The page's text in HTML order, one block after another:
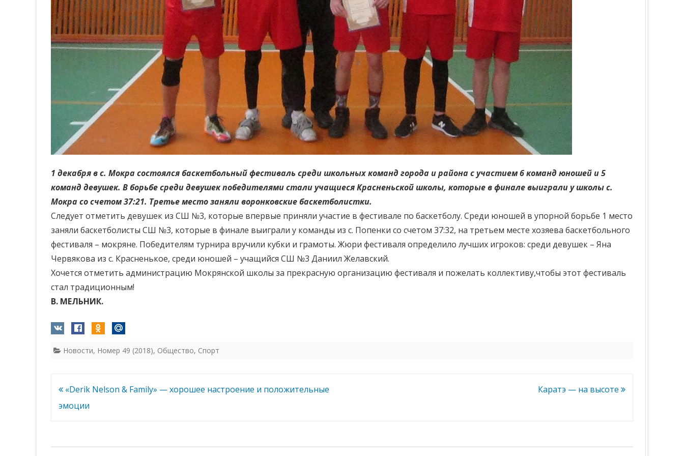
1 декабря в с. Мокра состоялся баскетбольный фестиваль среди школьных команд города и района с участием 6 команд юношей и 5
команд девушек. В борьбе среди девушек победителями стали учащиеся Красненьской школы, которые в финале выиграли у школы с.
Мокра со счетом 37:21. Третье место заняли воронковские баскетболистки.
Следует отметить девушек из СШ №3, которые впервые приняли участие в фестивале по баскетболу. Среди юношей в упорной борьбе 1 место
заняли баскетболисты СШ №3, которые в финале выиграли у команды из с. Попенки со счетом 37:32, на третьем месте хозяева баскетбольного
фестиваля – мокряне. Победителям турнира вручили кубки и грамоты. Жюри фестиваля определило лучших игроков: среди девушек – Яна
Червякова из с. Красненькое, среди юношей – учащийся СШ №3 Даниил Желавский.
Хочется отметить администрацию Мокрянской школы за прекрасную организацию фестиваля и пожелать коллективу,чтобы этот фестиваль
стал традиционным!
В. МЕЛЬНИК.
Новости, Номер 49 (2018), Общество, Спорт
Навигация
по
«Derik Nelson & Family» — хорошее настроение и положительные
эмоции
Каратэ — на высоте